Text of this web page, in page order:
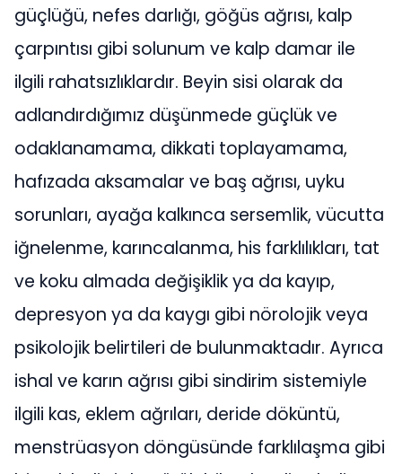
güçlüğü, nefes darlığı, göğüs ağrısı, kalp
çarpıntısı gibi solunum ve kalp damar ile
ilgili rahatsızlıklardır. Beyin sisi olarak da
adlandırdığımız düşünmede güçlük ve
odaklanamama, dikkati toplayamama,
hafızada aksamalar ve baş ağrısı, uyku
sorunları, ayağa kalkınca sersemlik, vücutta
iğnelenme, karıncalanma, his farklılıkları, tat
ve koku almada değişiklik ya da kayıp,
depresyon ya da kaygı gibi nörolojik veya
psikolojik belirtileri de bulunmaktadır. Ayrıca
ishal ve karın ağrısı gibi sindirim sistemiyle
ilgili kas, eklem ağrıları, deride döküntü,
menstrüasyon döngüsünde farklılaşma gibi